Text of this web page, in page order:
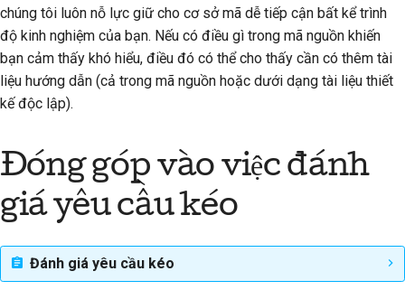
chúng tôi luôn nỗ lực giữ cho cơ sở mã dễ tiếp cận bất kể trình
độ kinh nghiệm của bạn. Nếu có điều gì trong mã nguồn khiến
bạn cảm thấy khó hiểu, điều đó có thể cho thấy cần có thêm tài
liệu hướng dẫn (cả trong mã nguồn hoặc dưới dạng tài liệu thiết
kế độc lập).
Đóng góp vào việc đánh
giá yêu cầu kéo
Đánh giá yêu cầu kéo